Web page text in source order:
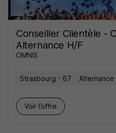
Conseiller Clientèle -
Alternance H/F
OMNIS
Strasbourg - 67 Alternance
Voir l’offre